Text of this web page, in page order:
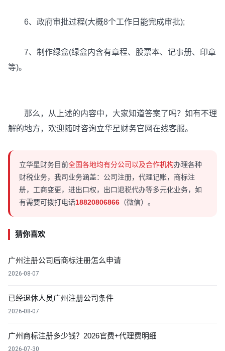
6、政府审批过程(大概8个工作日能完成审批);
7、制作绿盒(绿盒内含有章程、股票本、记事册、印章
等)。
那么，从上述的内容中，大家知道答案了吗？如有不理
解的地方，欢迎随时咨询立华星财务官网在线客服。
立华星财务目前全国各地均有分公司以及合作机构办理各种
财税业务，我司业务涵盖：公司注册，代理记账，商标注
册，工商变更，进出口权，出口退税代办等多元化业务，如
有需要可拨打电话18820806866 （微信）。
猜你喜欢
广州注册公司后商标注册怎么申请
2026-08-07
已经退休人员广州注册公司条件
2026-08-07
广州商标注册多少钱？2026官费+代理费明细
2026-07-30